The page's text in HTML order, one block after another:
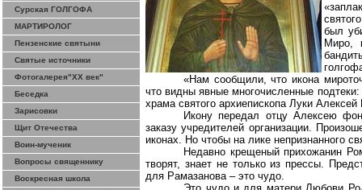
Сурская ГОЛГОФА
МАРТИРОЛОГ
Пензенские святыни
Святые источники
Фотогалерея"ХХ век"
Беседка
Зарисовки
Щит Отечества
Воин-мученик
Вопросы священнику
Воскресная школа
был
Миро,
«Нам сообщили, что икона
что видны явные многочисленные
храма святого архиепископа Луки Алексей
Икону передал отцу Алексею
заказу учредителей организации.
иконах. Но чтобы на лике непризнанного
Недавно крещеный прихожанин
творят, знает не только из прессы.
для Рамазанова– это чудо.